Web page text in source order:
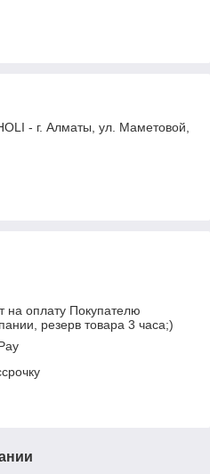
- г. Алматы, ул. Маметовой,
на оплату Покупателю
резерв товара 3 часа;)